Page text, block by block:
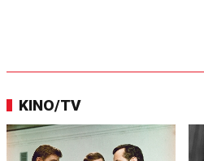
KINO/TV